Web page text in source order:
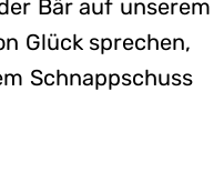
Bär auf unserem
Glück sprechen,
Schnappschuss